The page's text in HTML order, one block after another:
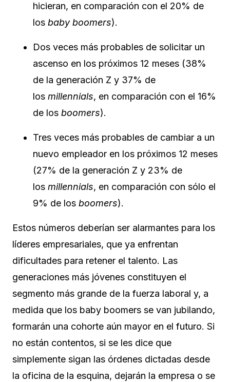
hicieran, en comparación con el 20% de
los baby boomers).
Dos veces más probables de solicitar un
ascenso en los próximos 12 meses (38%
de la generación Z y 37% de
los millennials, en comparación con el 16%
de los boomers).
Tres veces más probables de cambiar a un
nuevo empleador en los próximos 12 meses
(27% de la generación Z y 23% de
los millennials, en comparación con sólo el
9% de los boomers).
Estos números deberían ser alarmantes para los
líderes empresariales, que ya enfrentan
dificultades para retener el talento. Las
generaciones más jóvenes constituyen el
segmento más grande de la fuerza laboral y, a
medida que los baby boomers se van jubilando,
formarán una cohorte aún mayor en el futuro. Si
no están contentos, si se les dice que
simplemente sigan las órdenes dictadas desde
la oficina de la esquina, dejarán la empresa o se